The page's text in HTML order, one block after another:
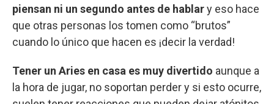
piensan ni un segundo antes de hablary eso hace
que otras personas los tomen como “brutos”
cuando lo único que hacen es ¡decir la verdad!
Tener un Aries en casa es muy divertido aunque a
la hora de jugar, no soportan perder y si esto ocurre,